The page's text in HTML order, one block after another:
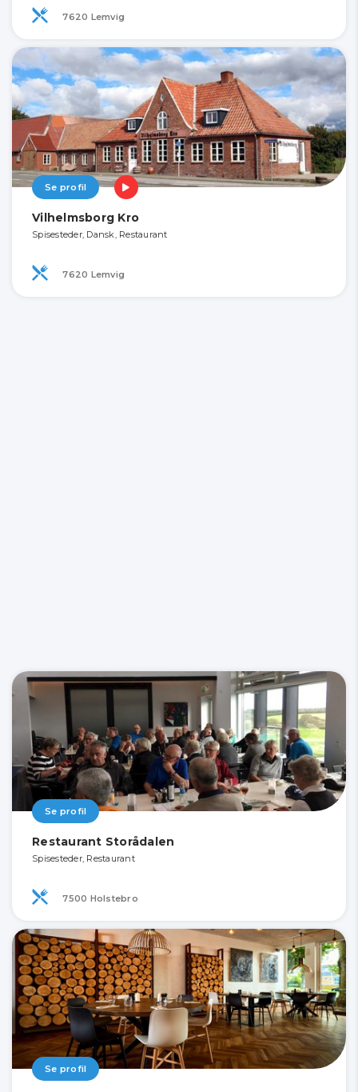
7620 Lemvig
Se profil
Vilhelmsborg Kro
Spisesteder, Dansk, Restaurant
7620 Lemvig
Se profil
Restaurant Storådalen
Spisesteder, Restaurant
7500 Holstebro
Se profil